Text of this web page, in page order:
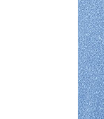
와이
〈황
금주
골드
탄광
홈스